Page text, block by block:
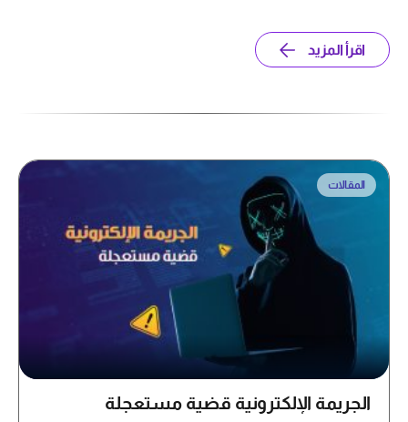
اقرأ المزيد
المقالات
الجريمة الإلكترونية قضية مستعجلة